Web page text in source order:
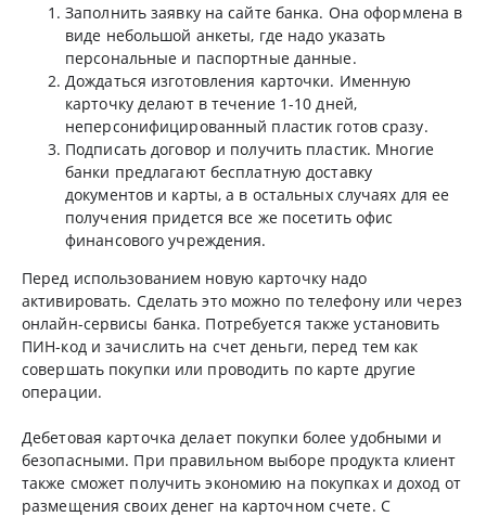
Заполнить заявку на сайте банка. Она оформлена в
виде небольшой анкеты, где надо указать
персональные и паспортные данные.
Дождаться изготовления карточки. Именную
карточку делают в течение 1-10 дней,
неперсонифицированный пластик готов сразу.
Подписать договор и получить пластик. Многие
банки предлагают бесплатную доставку
документов и карты, а в остальных случаях для ее
получения придется все же посетить офис
финансового учреждения.
Перед использованием новую карточку надо
активировать. Сделать это можно по телефону или через
онлайн-сервисы банка. Потребуется также установить
ПИН-код и зачислить на счет деньги, перед тем как
совершать покупки или проводить по карте другие
операции.
Дебетовая карточка делает покупки более удобными и
безопасными. При правильном выборе продукта клиент
также сможет получить экономию на покупках и доход от
размещения своих денег на карточном счете. С